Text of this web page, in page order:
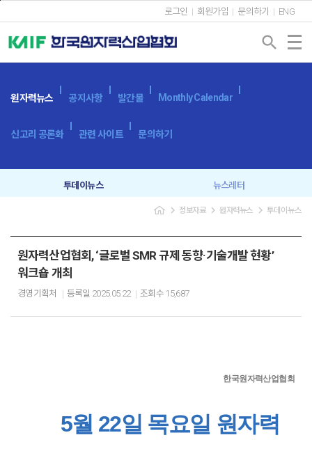
로그인 회원가입 문의하기 ENG
search
원자력뉴스 공지사항 발간물 Monthly Calendar
신고리 공론화 관련 사이트 문의하기
투데이뉴스 뉴스레터
navigate_next 정보자료 navigate_next원자력뉴스 navigate_next 투데이뉴스
원자력산업협회, ‘글로벌 SMR 규제 동향·기술개발 현황’
워크숍 개최
경영기획처 등록일 2025.05.22 조회수 15,687
한국원자력산업협회
5월 22일 목요일 원자력